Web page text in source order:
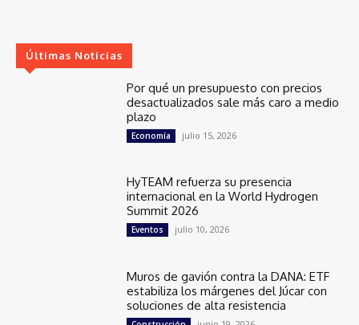
Últimas Noticias
Por qué un presupuesto con precios
desactualizados sale más caro a medio
plazo
Economía julio 15, 2026
HyTEAM refuerza su presencia
internacional en la World Hydrogen
Summit 2026
Eventos julio 10, 2026
Muros de gavión contra la DANA: ETF
estabiliza los márgenes del Júcar con
soluciones de alta resistencia